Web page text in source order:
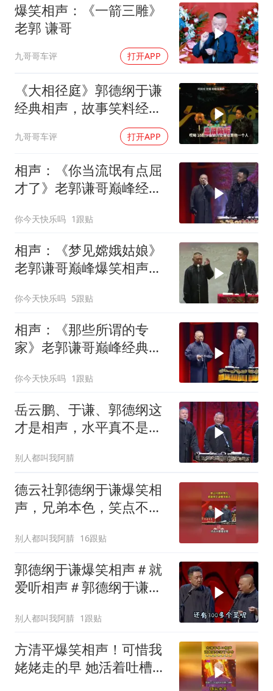
爆笑相声：《一箭三雕》
老郭 谦哥
九哥哥车评 打开APP
《大相径庭》郭德纲于谦
经典相声，故事笑料经典
九哥哥车评 打开APP
相声：《你当流氓有点屈
才了》老郭谦哥巅峰经典
你今天快乐吗 1跟贴
相声：《梦见嫦娥姑娘》
老郭谦哥巅峰爆笑相声太
你今天快乐吗 5跟贴
相声：《那些所谓的专
家》老郭谦哥巅峰经典爆
你今天快乐吗 1跟贴
岳云鹏、于谦、郭德纲这
才是相声，水平真不是盖
别人都叫我阿腈
德云社郭德纲于谦爆笑相
声，兄弟本色，笑点不
别人都叫我阿腈 16跟贴
郭德纲于谦爆笑相声＃就
爱听相声＃郭德纲于谦＃
别人都叫我阿腈 1跟贴
方清平爆笑相声！可惜我
姥姥走的早 她活着吐槽冠